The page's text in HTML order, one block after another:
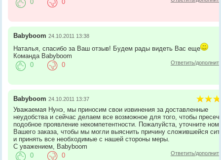
0 0
Babyboom 24.10.2011 13:38
Наталья, спасибо за Ваш отзыв! Будем рады видеть Вас еще
Команда Babyboom
Ответить/
0 0
Babyboom 24.10.2011 13:37
Уважаемая Нунэ, мы приносим свои извинения за доставленные
неудобства и сейчас делаем все возможное для того, чтобы
подобное проявление некомпетентности. Пожалуйста, уточните
Вашего заказа, чтобы мы могли выяснить причину сложившейся
и принять все необходимые с нашей стороны меры.
С уважением, Babyboom
Ответить/
0 0